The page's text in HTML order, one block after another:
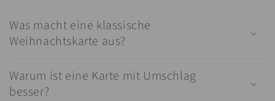
Was macht eine klassische
Weihnachtskarte aus?
Warum ist eine Karte mit Umschlag
besser?